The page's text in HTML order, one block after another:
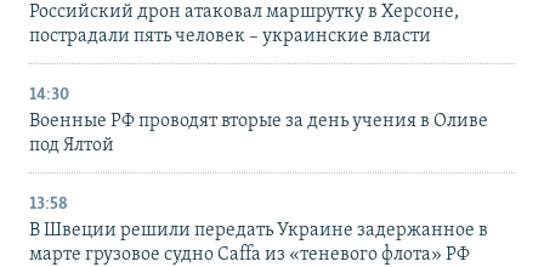
Российский дрон атаковал маршрутку в Херсоне,
пострадали пять человек – украинские власти
14:30
Военные РФ проводят вторые за день учения в Оливе
под Ялтой
13:58
В Швеции решили передать Украине задержанное в
марте грузовое судно Caffa из «теневого флота» РФ